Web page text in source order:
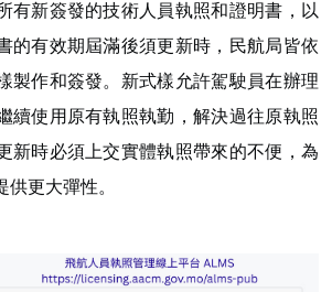
有新簽發的技術人員執照和證明書，以
的有效期屆滿後須更新時，民航局皆依
製作和簽發。新式樣允許駕駛員在辦理
續使用原有執照執勤，解決過往原執照
新時必須上交實體執照帶來的不便，為
更大彈性。